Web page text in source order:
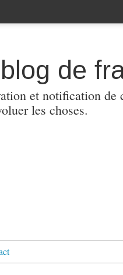
de
et notification de
les choses.